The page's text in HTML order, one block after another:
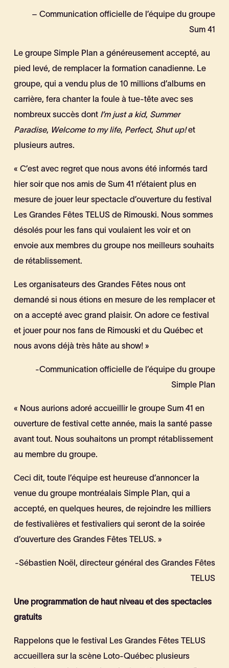
– Communication officielle de l’équipe du groupe
Sum 41
Le groupe Simple Plan a généreusement accepté, au
pied levé, de remplacer la formation canadienne. Le
groupe, qui a vendu plus de 10 millions d’albums en
carrière, fera chanter la foule à tue-tête avec ses
nombreux succès dont I’m just a kid, Summer
Paradise, Welcome to my life, Perfect, Shut up!et
plusieurs autres.
« C’est avec regret que nous avons été informés tard
hier soir que nos amis de Sum 41 n’étaient plus en
mesure de jouer leur spectacle d’ouverture du festival
Les Grandes Fêtes TELUS de Rimouski. Nous sommes
désolés pour les fans qui voulaient les voir et on
envoie aux membres du groupe nos meilleurs souhaits
de rétablissement.
Les organisateurs des Grandes Fêtes nous ont
demandé si nous étions en mesure de les remplacer et
on a accepté avec grand plaisir. On adore ce festival
et jouer pour nos fans de Rimouski et du Québec et
nous avons déjà très hâte au show! »
-Communication officielle de l’équipe du groupe
Simple Plan
« Nous aurions adoré accueillir le groupe Sum 41 en
ouverture de festival cette année, mais la santé passe
avant tout. Nous souhaitons un prompt rétablissement
au membre du groupe.
Ceci dit, toute l’équipe est heureuse d’annoncer la
venue du groupe montréalais Simple Plan, qui a
accepté, en quelques heures, de rejoindre les milliers
de festivalières et festivaliers qui seront de la soirée
d’ouverture des Grandes Fêtes TELUS. »
-Sébastien Noël, directeur général des Grandes Fêtes
TELUS
Une programmation de haut niveau et des spectacles
gratuits
Rappelons que le festival Les Grandes Fêtes TELUS
accueillera sur la scène Loto-Québec plusieurs